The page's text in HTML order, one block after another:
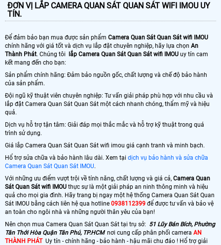
ĐƠN VỊ LẮP CAMERA QUAN SÁT QUAN SÁT WIFI IMOU UY
TÍN.
Để đảm bảo bạn mua được sản phẩm Camera Quan Sát Quan Sát wifi IMOU
chính hãng với giá tốt và dịch vụ lắp đặt chuyên nghiệp, hãy lựa chọn An
Thành Phát. Chúng tôi lắp Camera Quan Sát Quan Sát wifi IMOU uy tín cam
kết mang đến cho bạn:
Sản phẩm chính hãng: Đảm bảo nguồn gốc, chất lượng và chế độ bảo hành
của sản phẩm.
Đội ngũ kỹ thuật viên chuyên nghiệp: Tư vấn giải pháp phù hợp với nhu cầu và
lắp đặt Camera Quan Sát Quan Sát một cách nhanh chóng, thẩm mỹ và hiệu
quả.
Dịch vụ hỗ trợ tận tâm: Giải đáp mọi thắc mắc và hỗ trợ kỹ thuật trong quá
trình sử dụng.
Giá lắp Camera Quan Sát Quan Sát wifi imou giá cạnh tranh và minh bạch.
Hổ trợ sửa chữa và bảo hành lâu dài. Xem tại dịch vụ bảo hành và sửa chữa
Camera Quan Sát Quan Sát IMOU.
Với những ưu điểm vượt trội về tính năng, chất lượng và giá cả, Camera Quan
Sát Quan Sát wifi IMOU thực sự là một giải pháp an ninh thông minh và hiệu
quả cho mọi gia đình. Hãy trang bị ngay một hệ thống Camera Quan Sát Quan
Sát IMOU bằng cách liên hệ qua hotline 0938112399 để được tư vấn và bảo vệ
an toàn cho ngôi nhà và những người thân yêu của bạn!
Nên chọn mua Camera Quan Sát Quan Sát tại trụ sở: 51 Lũy Bán Bích, Phường
Tân Thới Hòa Quận Tân Phú, TP.HCMnơi cung cấp phân phối camera AN
THÀNH PHÁTUy tín - chính hãng - bảo hành - hậu mãi chu đáo ! Hổ trợ giải